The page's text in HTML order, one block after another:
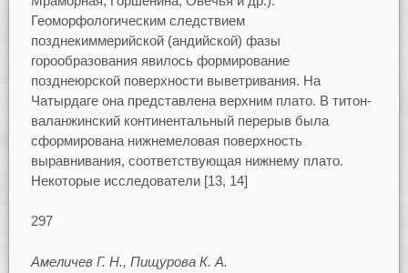
Геоморфологическим следствием
позднекиммерийской (андийской) фазы
горообразования явилось формирование
позднеюрской поверхности выветривания. На
Чатырдаге она представлена верхним плато. В титон-
валанжинский континентальный перерыв была
сформирована нижнемеловая поверхность
выравнивания, соответствующая нижнему плато.
Некоторые исследователи [13, 14]
297
Амеличев Г. Н., Пищурова К. А.